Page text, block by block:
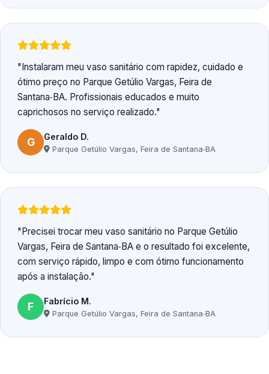
Instalaram meu vaso sanitário com rapidez, cuidado e
ótimo preço no Parque Getúlio Vargas, Feira de
Santana‑BA. Profissionais educados e muito
caprichosos no serviço realizado.
G Geraldo D.
Parque Getúlio Vargas, Feira de Santana‑BA
Precisei trocar meu vaso sanitário no Parque Getúlio
Vargas, Feira de Santana‑BA e o resultado foi excelente,
com serviço rápido, limpo e com ótimo funcionamento
após a instalação.
F Fabrício M.
Parque Getúlio Vargas, Feira de Santana‑BA